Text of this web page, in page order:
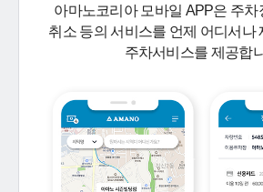
아마노코리아 모바일 APP은 주차
취소 등의 서비스를 언제 어디서나
주차서비스를 제공합